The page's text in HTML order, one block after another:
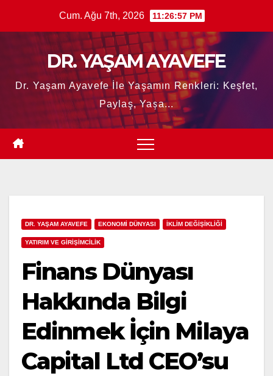
Cum. Ağu 7th, 2026 11:26:58 PM
DR. YAŞAM AYAVEFE
Dr. Yaşam Ayavefe İle Yaşamın Renkleri: Keşfet,
Paylaş, Yaşa...
DR. YAŞAM AYAVEFE EKONOMİ DÜNYASI İKLİM DEĞİŞİKLİĞİ
YATIRIM VE GİRİŞİMCİLİK
Finans Dünyası
Hakkında Bilgi
Edinmek İçin Milaya
Capital Ltd CEO’su